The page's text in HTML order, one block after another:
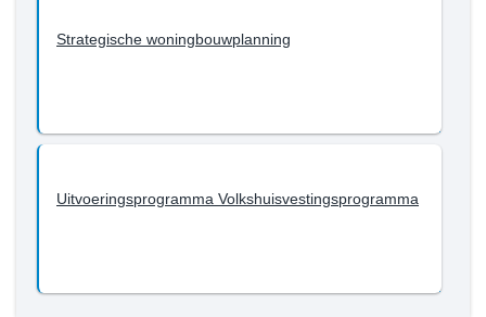
Strategische woningbouwplanning
Uitvoeringsprogramma Volkshuisvestingsprogramma